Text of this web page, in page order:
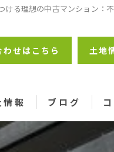
ける理想の中古マンション：
わせはこちら 土地
報 ブログ